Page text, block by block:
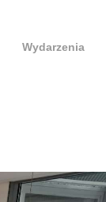
Wydarzenia